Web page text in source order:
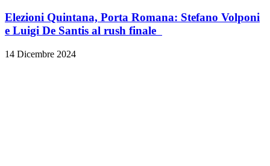
Elezioni Quintana, Porta Romana: Stefano Volponi
e Luigi De Santis al rush finale
14 Dicembre 2024